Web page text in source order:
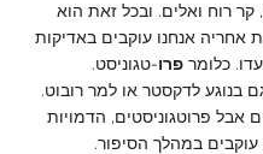
קר רוח ואלים. ובכל זאת הוא
אחריה אנחנו עוקבים באדיקות
כלומר פרו-טגוניסט.
בנוגע לדקסטר או למר רובוט.
אבל פרוטגוניסטים, הדמויות
במהלך הסיפור.